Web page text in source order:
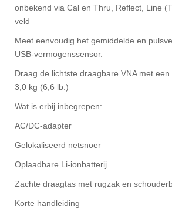
onbekend via Cal en Thru, Reflect, Line
veld
Meet eenvoudig het gemiddelde en
USB-vermogenssensor.
Draag de lichtste draagbare VNA met
3,0 kg (6,6 lb.)
Wat is erbij inbegrepen:
AC/DC-adapter
Gelokaliseerd netsnoer
Oplaadbare Li-ionbatterij
Zachte draagtas met rugzak en
Korte handleiding